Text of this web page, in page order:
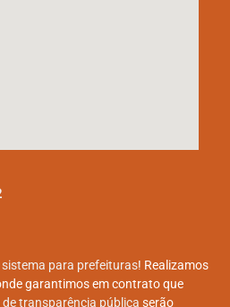
sistema para prefeituras! Realizamos
garantimos em contrato que
de transparência pública serão